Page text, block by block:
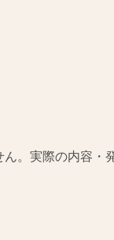
。実際の内容・